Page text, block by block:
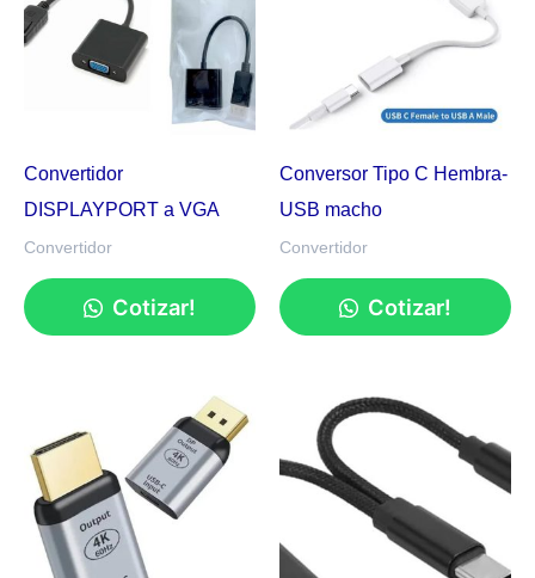
Convertidor
DISPLAYPORT a VGA
Convertidor
Cotizar!
Conversor Tipo C Hembra-
USB macho
Convertidor
Cotizar!